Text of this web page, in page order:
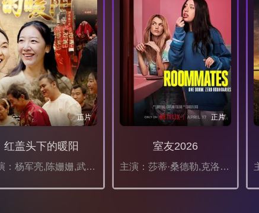
正片
红盖头下的暖阳
主演：杨军亮,陈姗姗,武昭怡,王晶
正片
室友2026
主演：莎蒂·桑德勒,克洛伊·伊斯特,比利·布莱克,莎拉·谢尔曼,艾丹·朗福德,贝拉·墨菲,贾雅·哈珀,斯托姆·瑞德,艾薇·沃尔克,娜塔莎·雷昂,尼克·克罗尔,马丁·赫利希,亚当·桑德勒,Annalise,Mishler,亚历山德拉·西尔,Seth,Fuentes,亚历山大·詹姆森,索菲娅·冈萨雷斯,Rebecca,Lynn,Goldfarb,苔丝·奥贝尔,Jonathan,Auguste,艾比·万·李,本·海涅曼,邦妮·罗斯